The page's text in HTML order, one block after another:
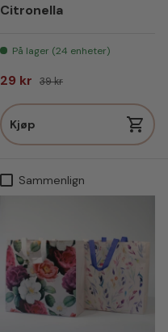
Citronella
På lager (24 enheter)
Salgspris
29 kr Vanlig pris
39 kr
Kjøp
Sammenlign